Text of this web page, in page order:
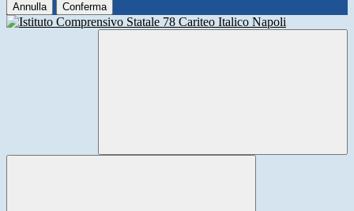
Annulla Conferma